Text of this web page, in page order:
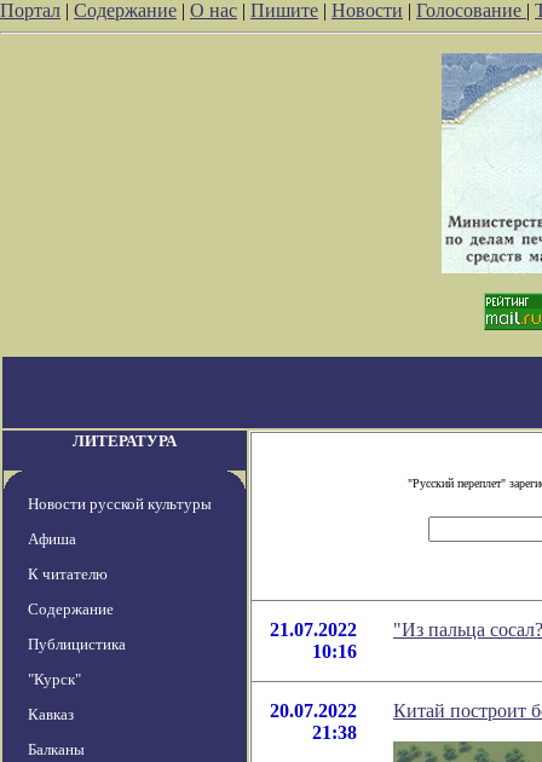
Портал | Содержание | О нас | Пишите | Новости | Голосование |
ЛИТЕРАТУРА
Новости русской культуры
Афиша
К читателю
Содержание
Публицистика
"Курск"
Кавказ
Балканы
"Русский переплет"
21.07.2022
10:16
"Из пальца
20.07.2022
21:38
Китай построит